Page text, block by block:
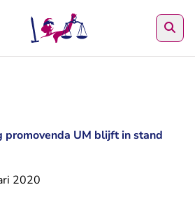
promovenda UM blijft in stand
2020